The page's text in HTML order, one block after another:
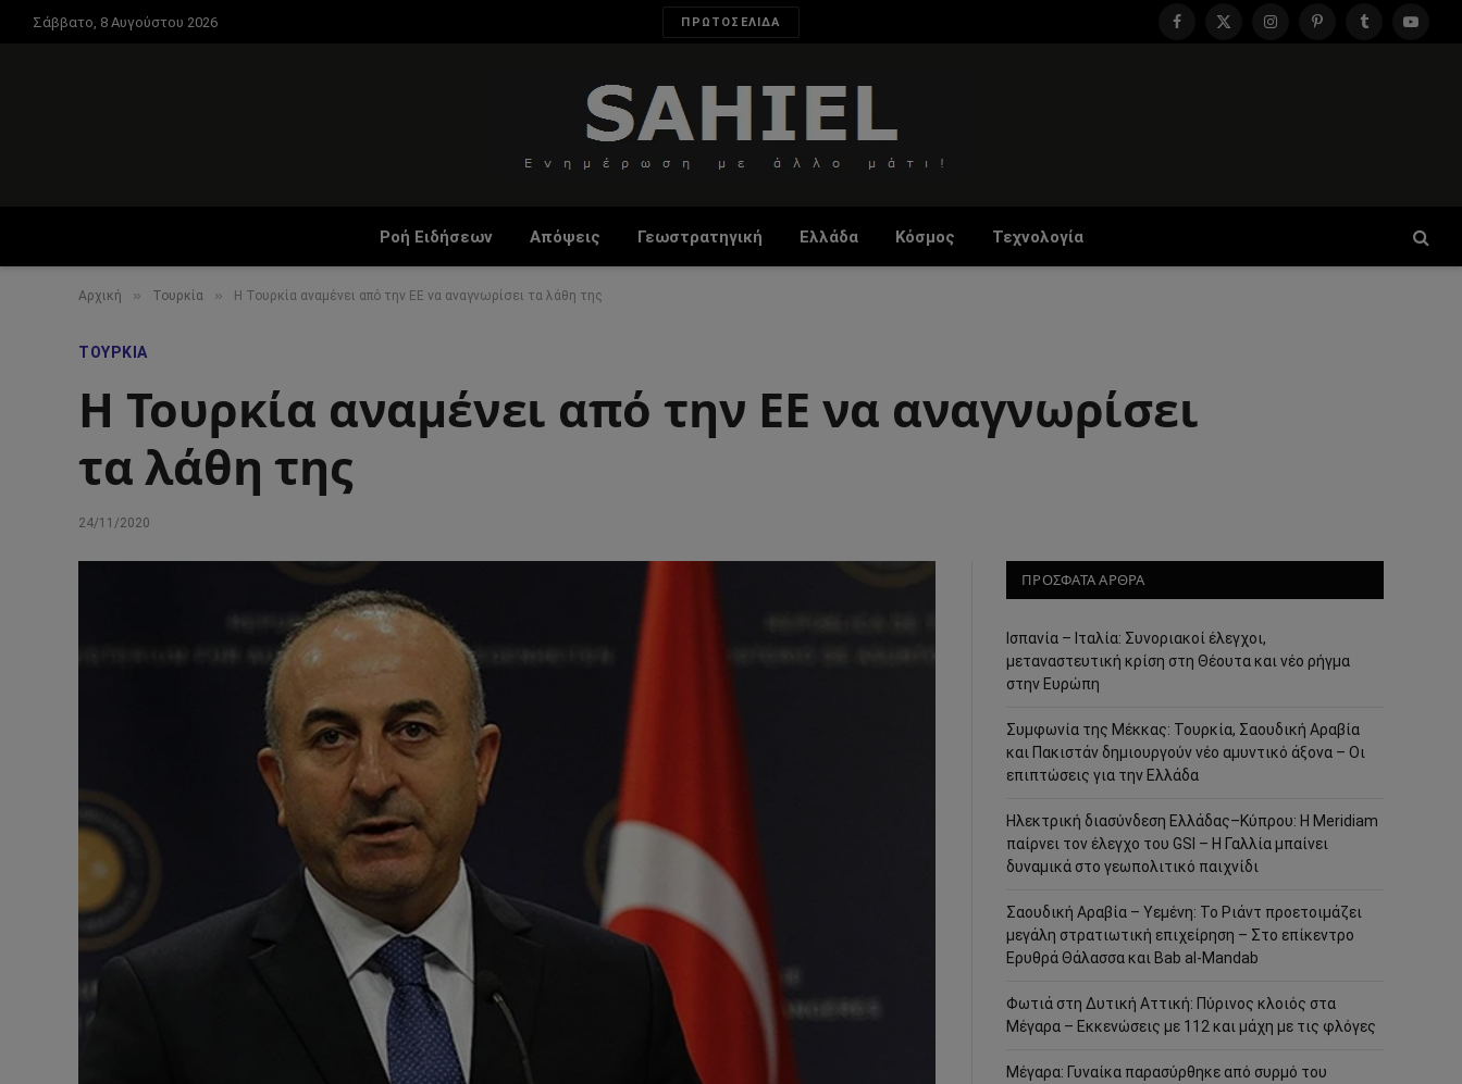
Σάββατο, 8 Αυγούστου 2026 ΠΡΩΤΟΣΕΛΙΔΑ
Facebook
X
InstagramPinterestTumblr
Ροή Ειδήσεων Απόψεις Γεωστρατηγική Ελλάδα Κόσμος Τεχνολογία
Αρχική » Τουρκία » Η Τουρκία αναμένει από την ΕΕ να αναγνωρίσει τα λάθη της
ΤΟΥΡΚΊΑ
Η Τουρκία αναμένει από την ΕΕ να αναγνωρίσει
τα λάθη της
24/11/2020
ΠΡΟΣΦΑΤΑ ΑΡΘΡΑ
Ισπανία – Ιταλία: Συνοριακοί έλεγχοι,
μεταναστευτική κρίση στη Θέουτα και νέο ρήγμα
στην Ευρώπη
Συμφωνία της Μέκκας: Τουρκία, Σαουδική Αραβία
και Πακιστάν δημιουργούν νέο αμυντικό άξονα – Οι
επιπτώσεις για την Ελλάδα
Ηλεκτρική διασύνδεση Ελλάδας–Κύπρου: Η Meridiam
παίρνει τον έλεγχο του GSI – Η Γαλλία μπαίνει
δυναμικά στο γεωπολιτικό παιχνίδι
Σαουδική Αραβία – Υεμένη: Το Ριάντ προετοιμάζει
μεγάλη στρατιωτική επιχείρηση – Στο επίκεντρο
Ερυθρά Θάλασσα και Bab al-Mandab
Φωτιά στη Δυτική Αττική: Πύρινος κλοιός στα
Μέγαρα – Εκκενώσεις με 112 και μάχη με τις φλόγες
Μέγαρα: Γυναίκα παρασύρθηκε από συρμό του